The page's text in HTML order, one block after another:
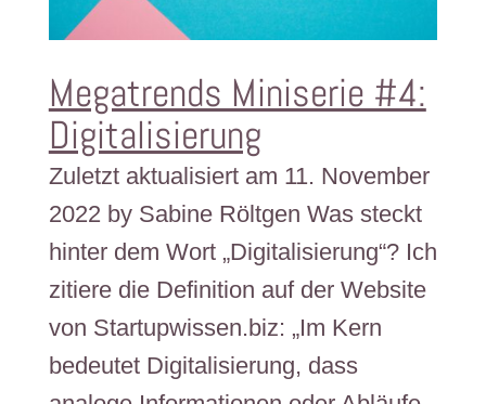
Megatrends Miniserie #4:
Digitalisierung
Zuletzt aktualisiert am 11. November
2022 by Sabine Röltgen Was steckt
hinter dem Wort „Digitalisierung“? Ich
zitiere die Definition auf der Website
von Startupwissen.biz: „Im Kern
bedeutet Digitalisierung, dass